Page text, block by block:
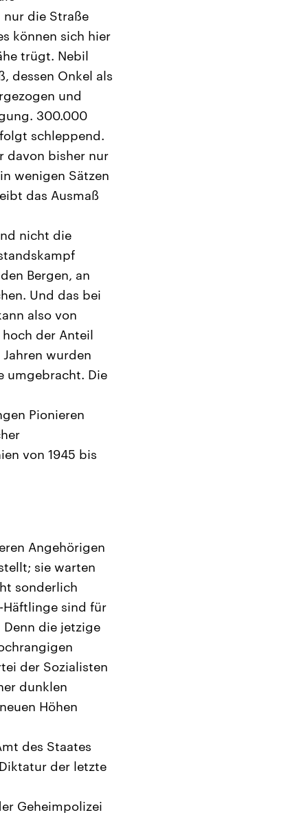
die Straße
können sich hier
trügt. Nebil
dessen Onkel als
und
300.000
schleppend.
davon bisher nur
wenigen Sätzen
das Ausmaß
nicht die
Bergen, an
Und das bei
also von
der Anteil
wurden
umgebracht. Die
Pionieren
von 1945 bis
Angehörigen
sie warten
sonderlich
Häftlinge sind für
die jetzige
der Sozialisten
dunklen
Höhen
des Staates
der letzte
Geheimpolizei